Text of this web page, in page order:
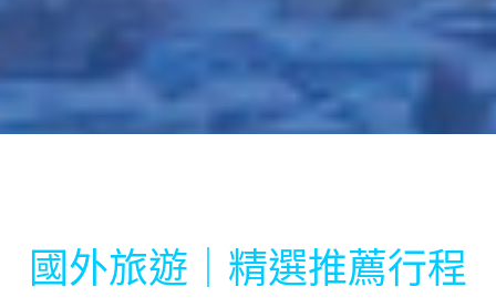
國外旅遊｜精選推薦行程